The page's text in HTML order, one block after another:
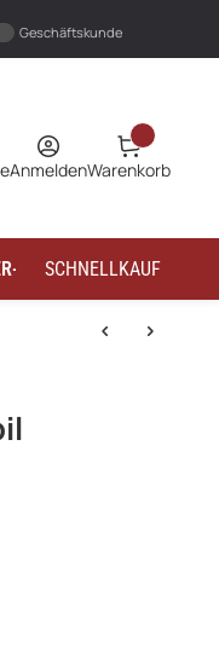
Geschäftskunde
AnmeldenWarenkorb
WOHNMOBILTEILE
SCHNELLKAUF